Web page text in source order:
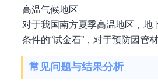
高温气候地区
对于我国南方夏季高温地区，地
条件的“试金石”，对于预防因管
常见问题与结果分析